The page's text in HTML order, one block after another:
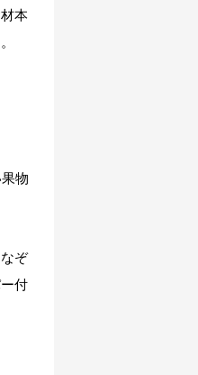
本
物
ぞ
付